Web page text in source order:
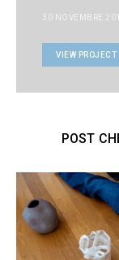
30 NOVEMBRE
VIEW PROJECT
POST